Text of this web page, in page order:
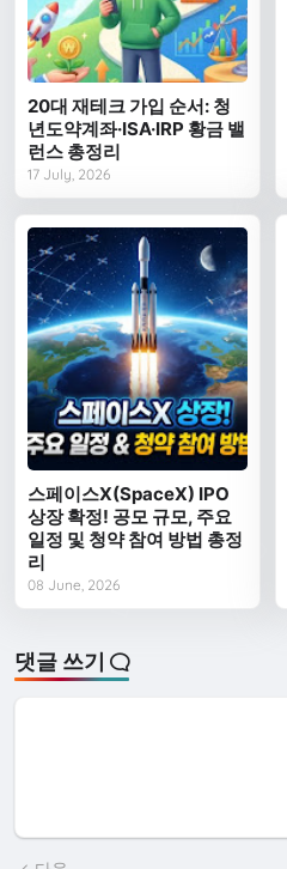
20대 재테크 가입 순서: 청
년도약계좌·ISA·IRP 황금 밸
런스 총정리
17 July, 2026
스페이스X(SpaceX) IPO
상장 확정! 공모 규모, 주요
일정 및 청약 참여 방법 총정
리
08 June, 2026
댓글 쓰기